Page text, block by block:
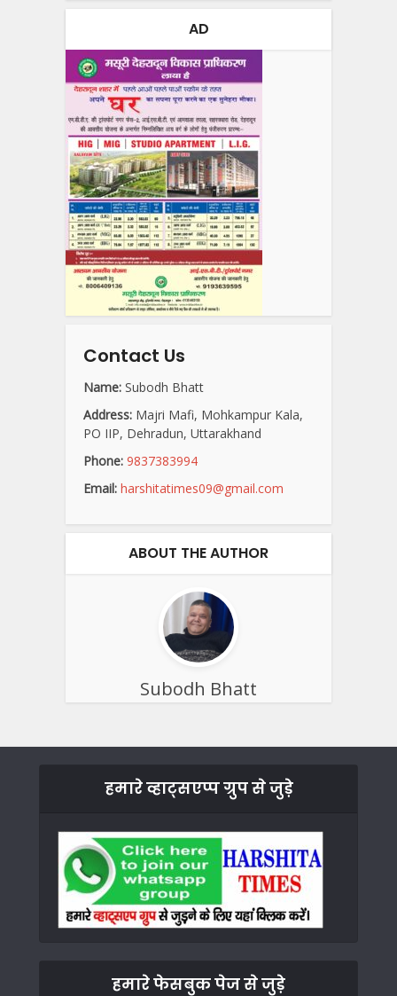
AD
Contact Us
Name: Subodh Bhatt
Address: Majri Mafi, Mohkampur Kala,
PO IIP, Dehradun, Uttarakhand
Phone: 9837383994
Email: harshitatimes09@gmail.com
ABOUT THE AUTHOR
Subodh Bhatt
हमारे व्हाट्सएप्प ग्रुप से जुड़े
हमारे फेसबुक पेज से जुड़े